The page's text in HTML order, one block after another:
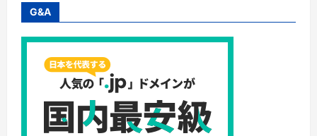
評
良
口
コ
ミ、
悪
口
コ
ミ、
G&A